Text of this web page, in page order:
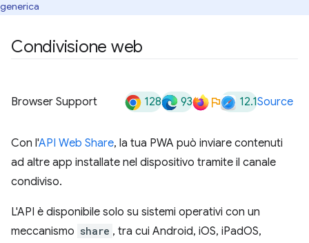
generica
Condivisione web
Browser Support 128 93 12.1Source
Con l'API Web Share, la tua PWA può inviare contenuti
ad altre app installate nel dispositivo tramite il canale
condiviso.
L'API è disponibile solo su sistemi operativi con un
meccanismo share , tra cui Android, iOS, iPadOS,